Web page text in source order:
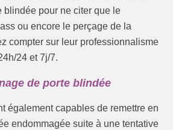
blindée pour ne citer que le
ou encore le perçage de la
compter sur leur professionnalisme
24 et 7j/7.
de porte blindée
également capables de remettre en
endommagée suite à une tentative